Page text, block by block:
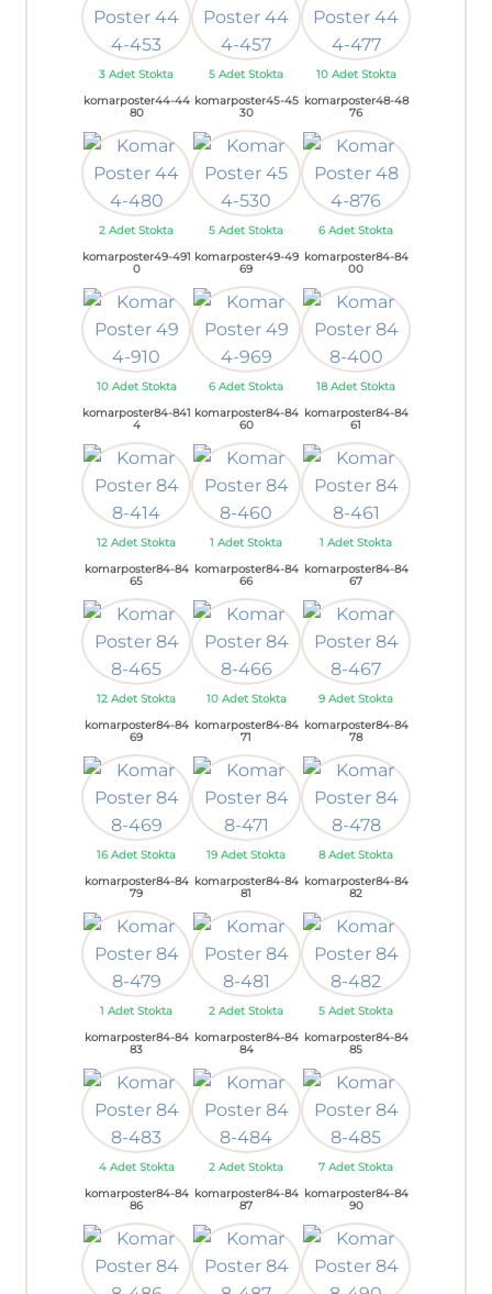
3 Adet Stokta 5 Adet Stokta
10 Adet Stokta
komarposter44-44
80
2 Adet Stokta
komarposter45-45
30
5 Adet Stokta
komarposter48-48
76
6 Adet Stokta
komarposter49-491
0
10 Adet Stokta
komarposter49-49
69
6 Adet Stokta
komarposter84-84
00
18 Adet Stokta
komarposter84-841
4
12 Adet Stokta
komarposter84-84
60
1 Adet Stokta
komarposter84-84
61
1 Adet Stokta
komarposter84-84
65
12 Adet Stokta
komarposter84-84
66
10 Adet Stokta
komarposter84-84
67
9 Adet Stokta
komarposter84-84
69
16 Adet Stokta
komarposter84-84
71
19 Adet Stokta
komarposter84-84
78
8 Adet Stokta
komarposter84-84
79
1 Adet Stokta
komarposter84-84
81
2 Adet Stokta
komarposter84-84
82
5 Adet Stokta
komarposter84-84
83
4 Adet Stokta
komarposter84-84
84
2 Adet Stokta
komarposter84-84
85
7 Adet Stokta
komarposter84-84
86
komarposter84-84
87
komarposter84-84
90